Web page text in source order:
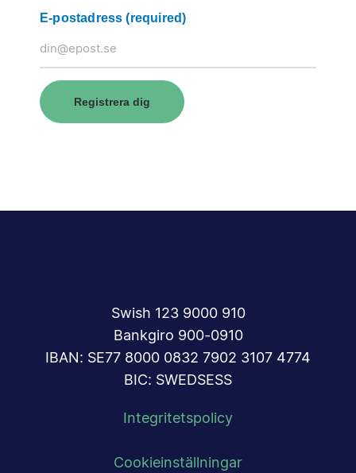
E-postadress(required)
Registrera dig
Swish 123 9000 910
Bankgiro 900-0910
IBAN: SE77 8000 0832 7902 3107 4774
BIC: SWEDSESS
Integritetspolicy
Cookieinställningar